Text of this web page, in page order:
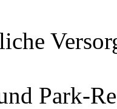
Park-